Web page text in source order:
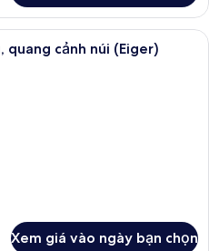
Phòng đôi Superior, ban công,
quang cảnh núi (Eiger)
Xem giá vào ngày bạn chọn